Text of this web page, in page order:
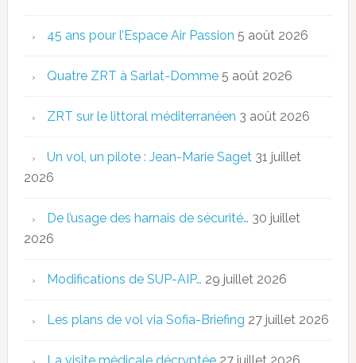
45 ans pour l’Espace Air Passion 5 août 2026
Quatre ZRT à Sarlat-Domme 5 août 2026
ZRT sur le littoral méditerranéen 3 août 2026
Un vol, un pilote : Jean-Marie Saget 31 juillet
2026
De l’usage des harnais de sécurité… 30 juillet
2026
Modifications de SUP-AIP… 29 juillet 2026
Les plans de vol via Sofia-Briefing 27 juillet 2026